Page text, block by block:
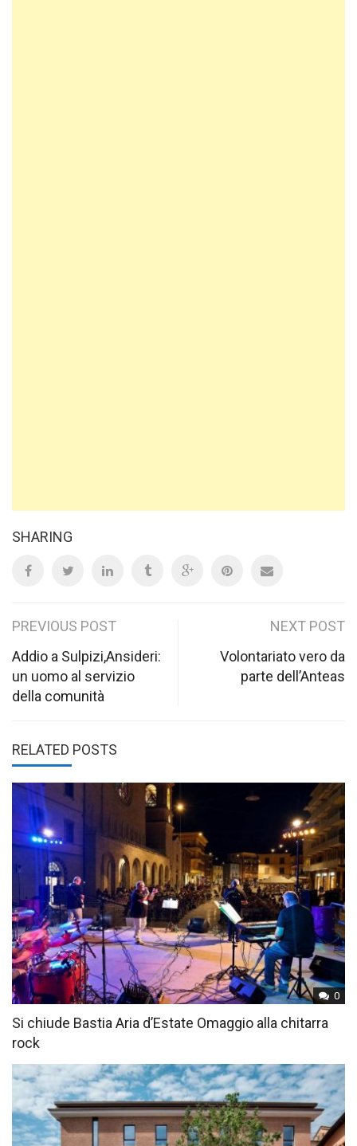
SHARING
Post
navigation
PREVIOUS POST
Addio a Sulpizi,Ansideri:
un uomo al servizio
della comunità
NEXT POST
Volontariato vero da
parte dell’Anteas
RELATED POSTS
0
Si chiude Bastia Aria d’Estate Omaggio alla chitarra
rock